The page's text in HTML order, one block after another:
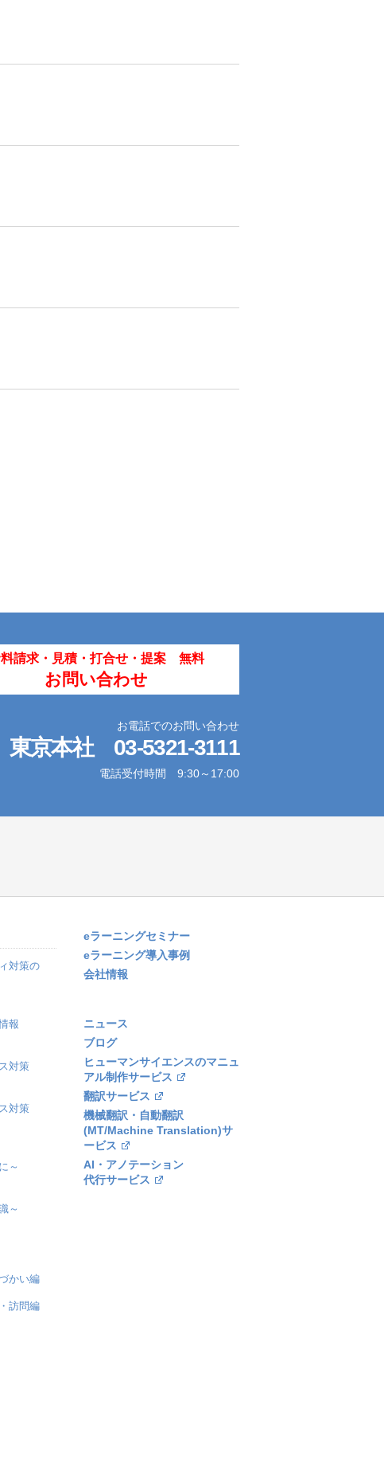
請求・見積・打合せ・提案 無料
お問い合わせ
お電話でのお問い合わせ
東京本社 03-5321-3111
電話受付時間 9:30～17:00
対策の
報
対策
対策
～
～
かい編
訪問編
eラーニングセミナー
eラーニング導入事例
会社情報
ニュース
ブログ
ヒューマンサイエンスのマニュ
アル制作サービス
翻訳サービス
機械翻訳・自動翻訳
(MT/Machine Translation)サ
ービス
AI・アノテーション
代行サービス